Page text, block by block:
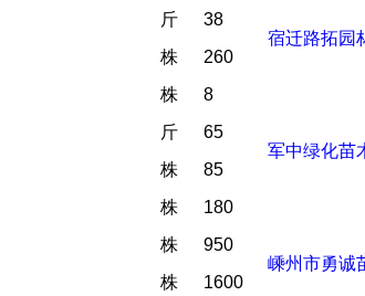
斤
38
宿迁路拓园
株
260
株 8
军中绿化苗
斤
65
株
85
株
180
株
950
嵊州市勇诚
株
1600